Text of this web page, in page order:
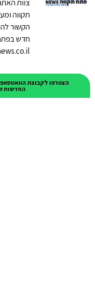
צוות
תקווה
הקשור
חדש
החדשות